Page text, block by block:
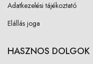
Adatkezelési tájékoztató
Elállás joga
HASZNOS DOLGOK